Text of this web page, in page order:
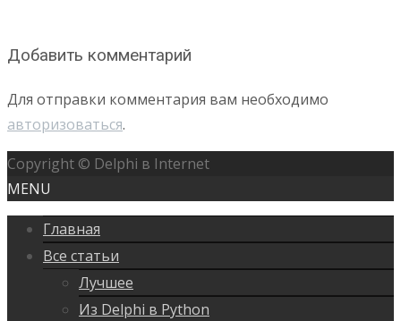
Добавить комментарий
Для отправки комментария вам необходимо
авторизоваться.
Copyright © Delphi в Internet
MENU
Главная
Все статьи
Лучшее
Из Delphi в Python